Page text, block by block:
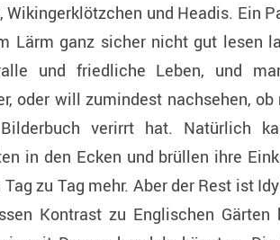
Wikingerklötzchen und Headis. Ein
Lärm ganz sicher nicht gut lesen
und friedliche Leben, und
oder will zumindest nachsehen,
verirrt hat. Natürlich
in den Ecken und brüllen ihre
Tag zu Tag mehr. Aber der Rest ist
Kontrast zu Englischen